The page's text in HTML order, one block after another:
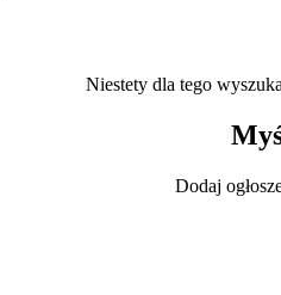
Niestety dla tego
Dodaj